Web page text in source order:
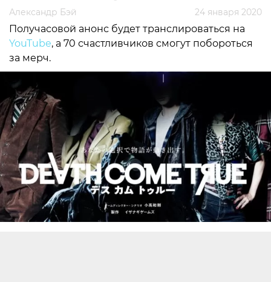
Александр Бэй 24 января 2020
Получасовой анонс будет транслироваться на
YouTube, а 70 счастливчиков смогут побороться
за мерч.